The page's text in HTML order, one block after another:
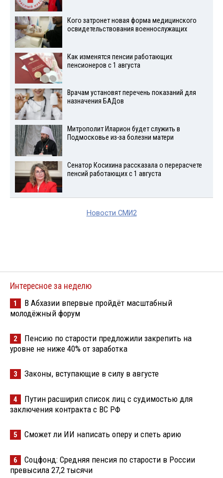
Кого затронет новая форма медицинского
освидетельствования военнослужащих
Как изменятся пенсии работающих
пенсионеров с 1 августа
Врачам установят перечень показаний для
назначения БАДов
Митрополит Иларион будет служить в
Подмосковье из-за болезни матери
Сенатор Косихина рассказала о перерасчете
пенсий работающих с 1 августа
Новости СМИ2
Интересное за неделю
1
В Абхазии впервые пройдёт масштабный
молодёжный форум
2
Пенсию по старости предложили закрепить на
уровне не ниже 40% от заработка
3 Законы, вступающие в силу в августе
4
Путин расширил список лиц с судимостью для
заключения контракта с ВС РФ
5 Сможет ли ИИ написать оперу и спеть арию
6
Соцфонд: Средняя пенсия по старости в России
превысила 27,2 тысячи